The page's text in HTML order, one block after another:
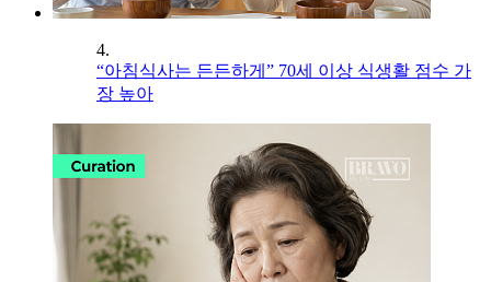
4.
“아침식사는 든든하게” 70세 이상 식생활 점수 가
장 높아